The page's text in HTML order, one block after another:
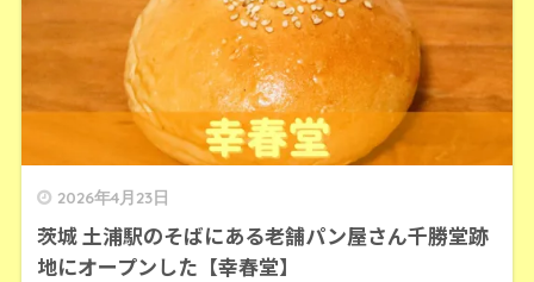
2026年4月23日
茨城 土浦駅のそばにある老舗パン屋さん千勝堂跡
地にオープンした【幸春堂】